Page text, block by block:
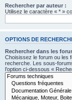
Rechercher par auteur :
Utilisez le caractère « * »
OPTIONS DE
Rechercher dans les
Choisissez le forum ou les
recherche. Les sous-
l’option ci-dessous «